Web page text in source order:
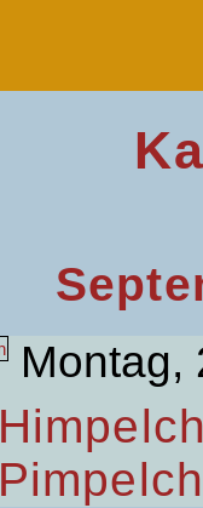
Montag,